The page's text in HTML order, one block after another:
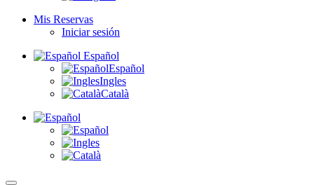
Mis Reservas
Iniciar sesión
Español
Español
Ingles
Català